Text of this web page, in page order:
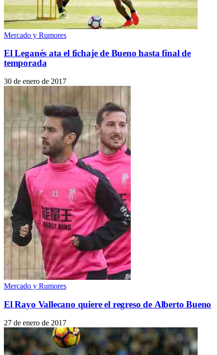
Mercado y Rumores
El Leganés ata el fichaje de Bueno hasta final de
temporada
30 de enero de 2017
Mercado y Rumores
El Rayo Vallecano quiere el regreso de Alberto Bueno
27 de enero de 2017